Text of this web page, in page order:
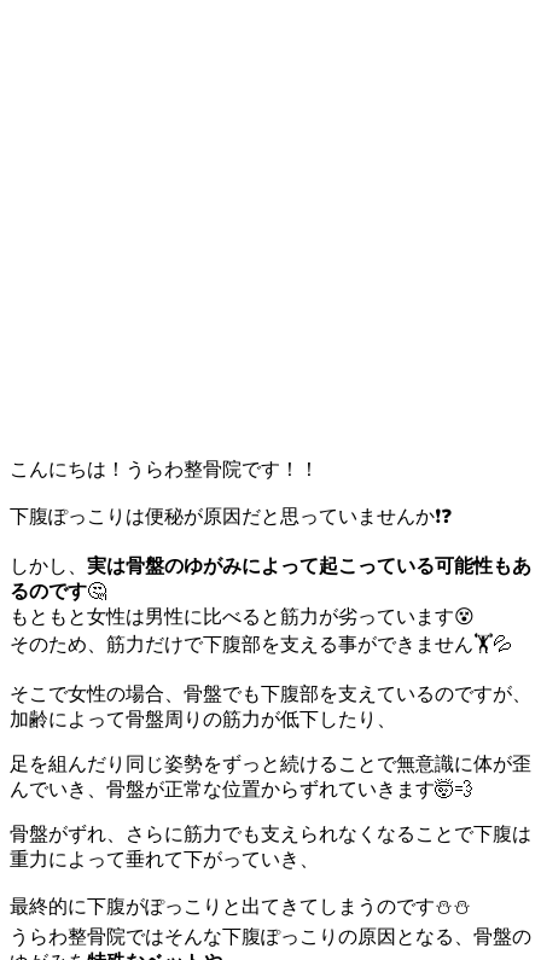
こんにちは！うらわ整骨院です！！
下腹ぽっこりは便秘が原因だと思っていませんか❗️❓
しかし、 実は骨盤のゆがみによって起こっている可能性もあ
るのです🤔
もともと女性は男性に比べると筋力が劣っています😵
そのため、筋力だけで下腹部を支える事ができません🏋️💦
そこで女性の場合、骨盤でも下腹部を支えているのですが、
加齢によって骨盤周りの筋力が低下したり、
足を組んだり同じ姿勢をずっと続けることで無意識に体が歪
んでいき、骨盤が正常な位置からずれていきます🤯💨
骨盤がずれ、さらに筋力でも支えられなくなることで下腹は
重力によって垂れて下がっていき、
最終的に下腹がぽっこりと出てきてしまうのです⛄️⛄️
うらわ整骨院ではそんな下腹ぽっこりの原因となる、骨盤の